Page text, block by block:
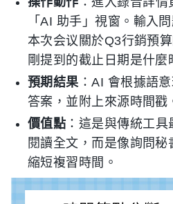
「AI 助手」視窗。輸入
本次会议關於Q3行銷預
剛提到的截止日期是什麼
預期結果：AI 會根據語
答案，並附上來源時間戳
價值點 ：這是與傳統工
閱讀全文，而是像詢問
縮短複習時間。